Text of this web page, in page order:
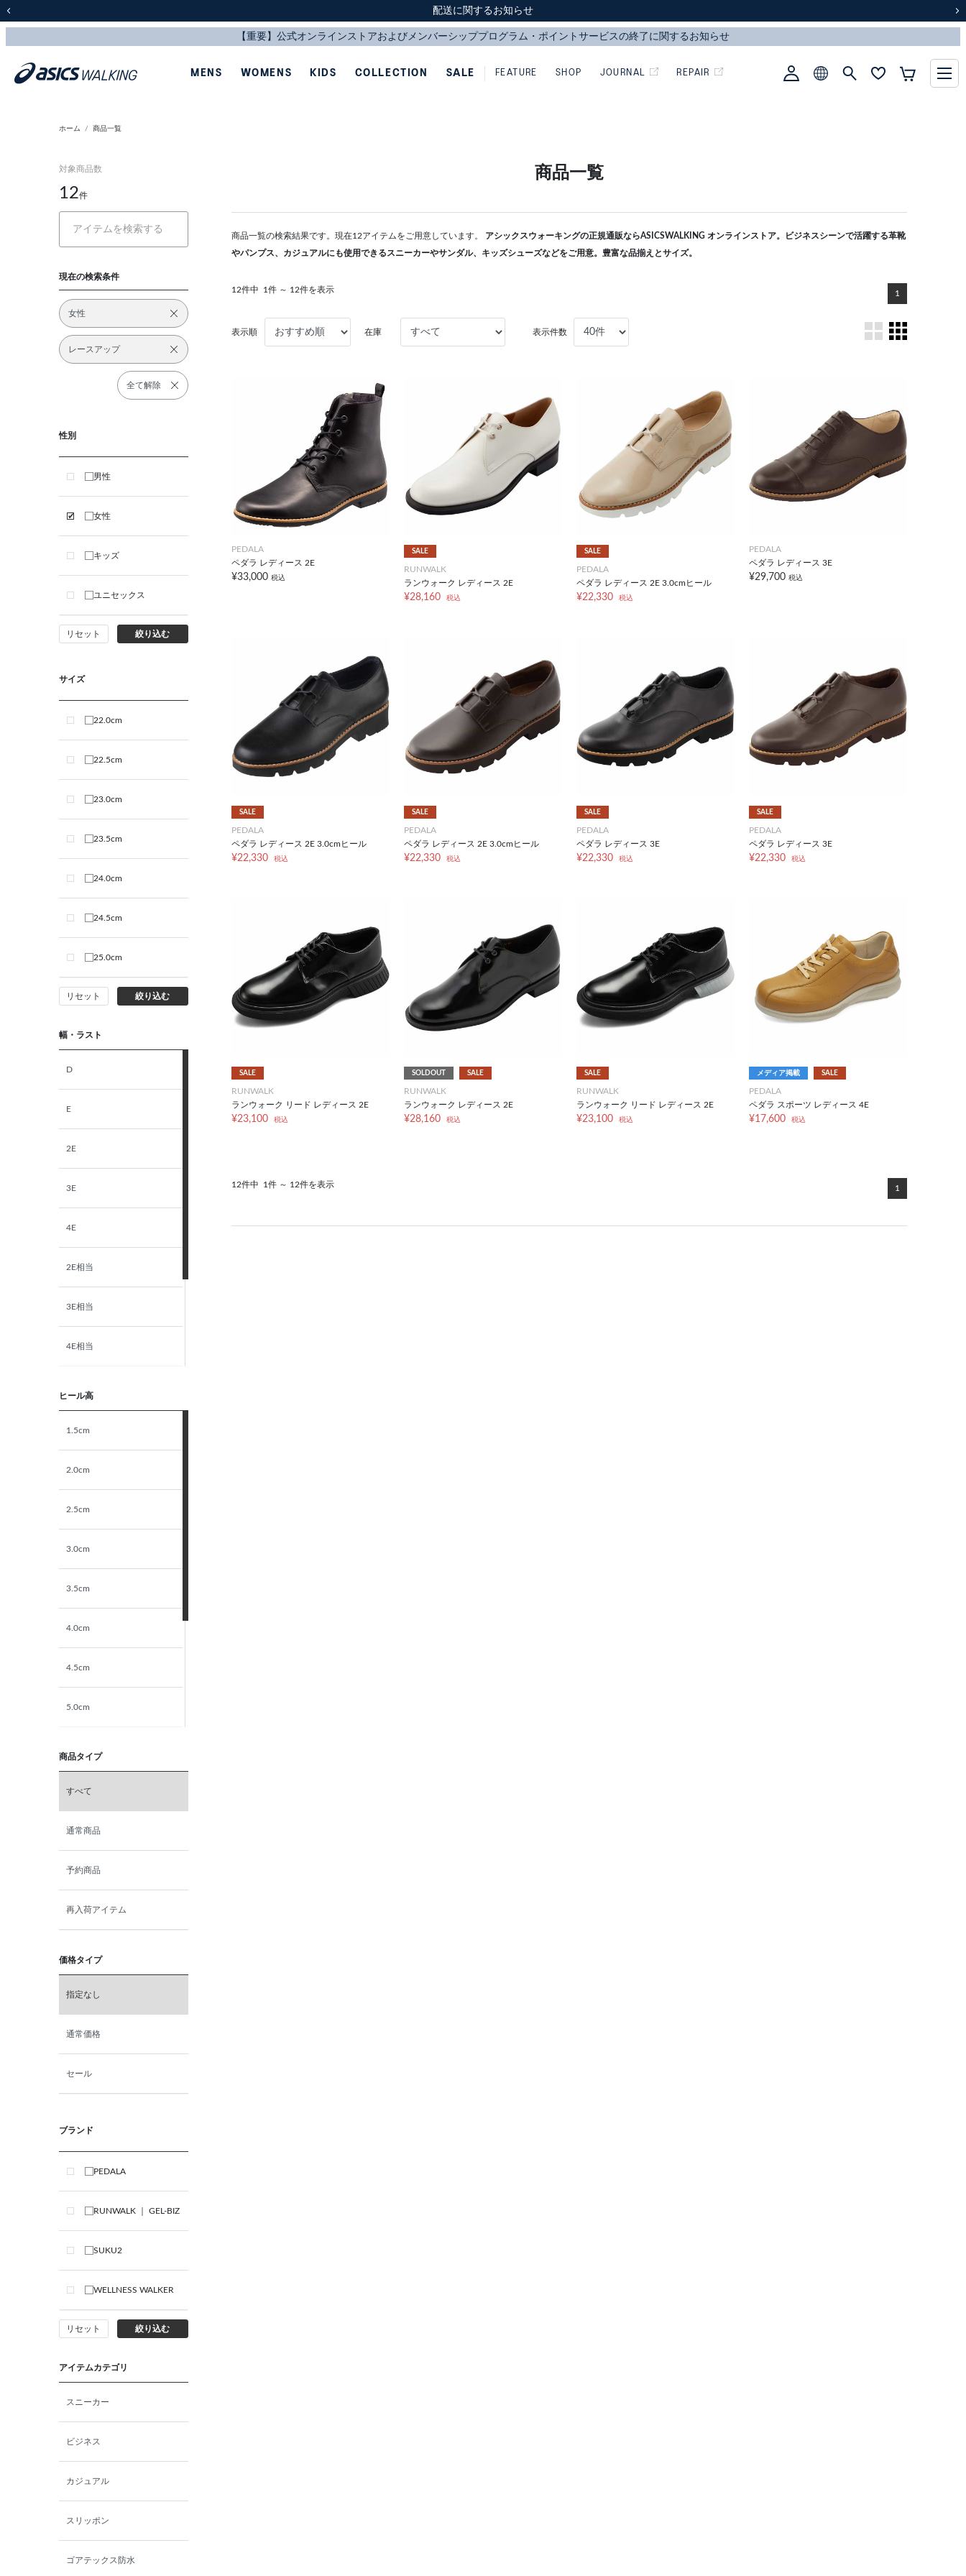
スクスク（SUKU2）価格改定のお知らせ
配送に関するお知らせ
スクスク（SUKU2）価格改定のお知らせ
配送に関するお知らせ
MENS WOMENS KIDS COLLECTION SALE FEATURE SHOP JOURNAL REPAIR
ホーム 商品一覧
対象商品数
12件
現在の検索条件
女性
レースアップ
全て解除
性別
男性
女性
キッズ
ユニセックス
リセット 絞り込む
サイズ
22.0cm
22.5cm
23.0cm
23.5cm
24.0cm
24.5cm
25.0cm
リセット 絞り込む
幅・ラスト
D
E
2E
3E
4E
2E相当
3E相当
4E相当
ヒール高
1.5cm
2.0cm
2.5cm
3.0cm
3.5cm
4.0cm
4.5cm
5.0cm
6.0cm
6.5cm
7.0cm
商品タイプ
すべて
通常商品
予約商品
再入荷アイテム
価格タイプ
指定なし
通常価格
セール
ブランド
PEDALA
RUNWALK ｜ GEL-BIZ
SUKU2
WELLNESS WALKER
リセット 絞り込む
アイテムカテゴリ
スニーカー
ビジネス
カジュアル
スリッポン
ゴアテックス防水
商品一覧
商品一覧の検索結果です。現在12アイテムをご用意しています。 アシックスウォーキングの正規通販ならASICSWALKING オンラインストア。ビジネスシーンで活躍する革靴
やパンプス、カジュアルにも使用できるスニーカーやサンダル、キッズシューズなどをご用意。豊富な品揃えとサイズ。
12件中 1件 ～ 12件を表示 1
表示順 在庫 表示件数
PEDALA
ペダラ レディース 2E
¥33,000 税込
SALE
RUNWALK
ランウォーク レディース 2E
¥28,160 税込
SALE
PEDALA
ペダラ レディース 2E 3.0cmヒール
¥22,330 税込
PEDALA
ペダラ レディース 3E
¥29,700 税込
SALE
PEDALA
ペダラ レディース 2E 3.0cmヒール
¥22,330 税込
SALE
PEDALA
ペダラ レディース 2E 3.0cmヒール
¥22,330 税込
SALE
PEDALA
ペダラ レディース 3E
¥22,330 税込
SALE
PEDALA
ペダラ レディース 3E
¥22,330 税込
SALE
RUNWALK
ランウォーク リード レディース 2E
¥23,100 税込
SOLDOUT SALE
RUNWALK
ランウォーク レディース 2E
¥28,160 税込
SALE
RUNWALK
ランウォーク リード レディース 2E
¥23,100 税込
メディア掲載 SALE
PEDALA
ペダラ スポーツ レディース 4E
¥17,600 税込
12件中 1件 ～ 12件を表示 1